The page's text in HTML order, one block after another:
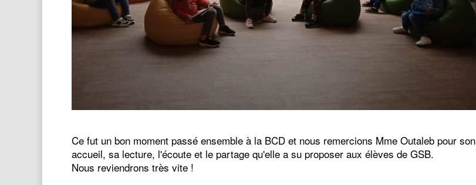
Ce fut un bon moment passé ensemble à la BCD et nous remercions Mme Outaleb pour son
accueil, sa lecture, l'écoute et le partage qu'elle a su proposer aux élèves de GSB.
Nous reviendrons très vite !